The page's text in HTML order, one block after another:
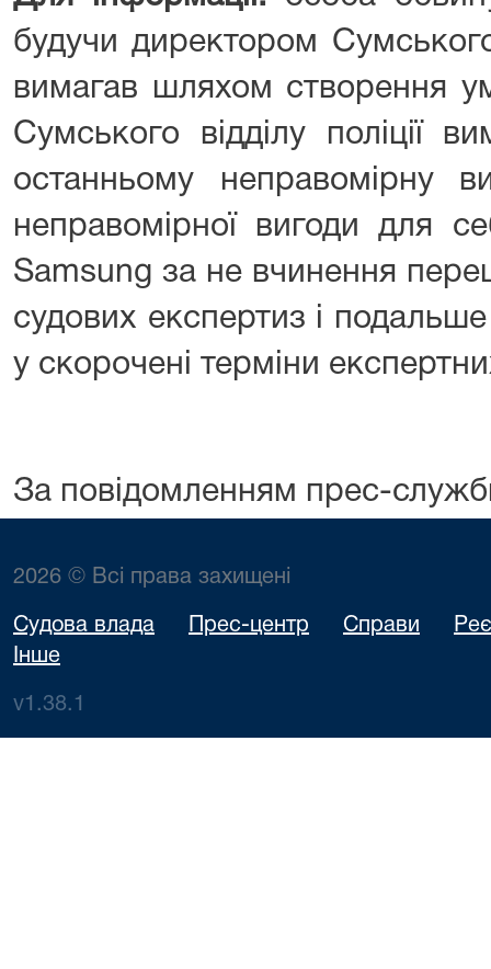
будучи директором
вимагав шляхом створення
Сумського відділу поліції
останньому неправомірну
неправомірної вигоди для
Samsung за не вчинення
судових експертиз і
у скорочені терміни
За повідомленням прес-
2026 © Всі права захищені
Судова влада Прес-центр Справи
Інше
v1.38.1